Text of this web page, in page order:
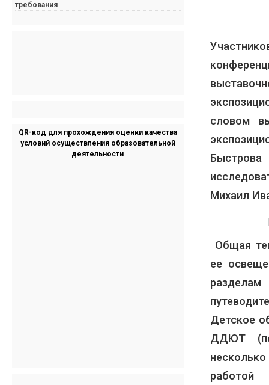
словом
Михаил
Общая
ее
Детское
ДДЮТ
требования
QR-код для прохождения оценки качества
условий осуществления образовательной
деятельности